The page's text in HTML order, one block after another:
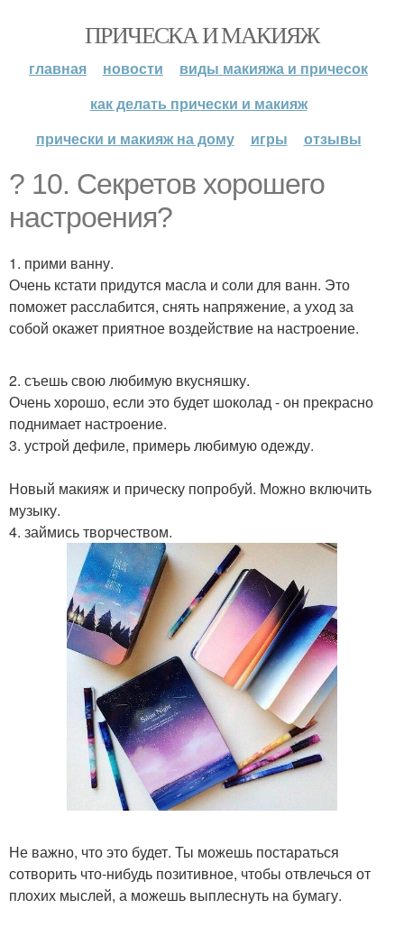
ПРИЧЕСКА И МАКИЯЖ
главная новости
виды макияжа и причесок
как делать прически и макияж
прически и макияж на дому
игры отзывы
? 10. Секретов хорошего
настроения?
1. прими ванну.
Очень кстати придутся масла и соли для ванн. Это
поможет расслабится, снять напряжение, а уход за
собой окажет приятное воздействие на настроение.
2. съешь свою любимую вкусняшку.
Очень хорошо, если это будет шоколад - он прекрасно
поднимает настроение.
3. устрой дефиле, примерь любимую одежду.
Новый макияж и прическу попробуй. Можно включить
музыку.
4. займись творчеством.
Не важно, что это будет. Ты можешь постараться
сотворить что-нибудь позитивное, чтобы отвлечься от
плохих мыслей, а можешь выплеснуть на бумагу.